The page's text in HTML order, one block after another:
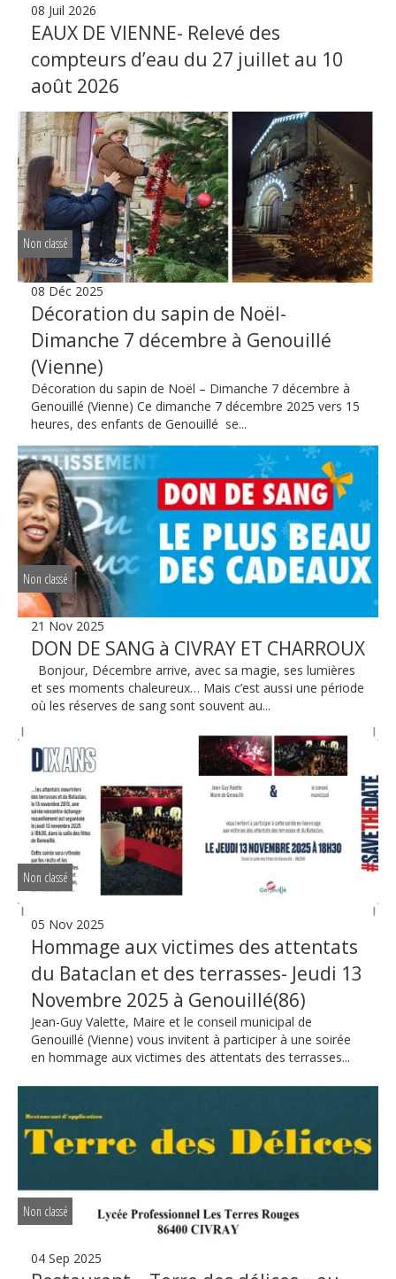
08 Juil 2026
EAUX DE VIENNE- Relevé des
compteurs d’eau du 27 juillet au 10
août 2026
Non classé
08 Déc 2025
Décoration du sapin de Noël-
Dimanche 7 décembre à Genouillé
(Vienne)
Décoration du sapin de Noël – Dimanche 7 décembre à
Genouillé (Vienne) Ce dimanche 7 décembre 2025 vers 15
heures, des enfants de Genouillé se...
Non classé
21 Nov 2025
DON DE SANG à CIVRAY ET CHARROUX
Bonjour, Décembre arrive, avec sa magie, ses lumières
et ses moments chaleureux… Mais c’est aussi une période
où les réserves de sang sont souvent au...
Non classé
05 Nov 2025
Hommage aux victimes des attentats
du Bataclan et des terrasses- Jeudi 13
Novembre 2025 à Genouillé(86)
Jean-Guy Valette, Maire et le conseil municipal de
Genouillé (Vienne) vous invitent à participer à une soirée
en hommage aux victimes des attentats des terrasses...
Non classé
04 Sep 2025